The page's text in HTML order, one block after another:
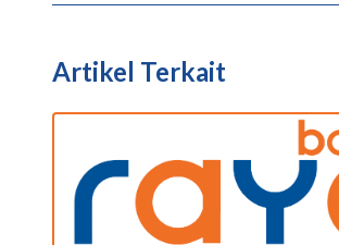
Artikel Terkait